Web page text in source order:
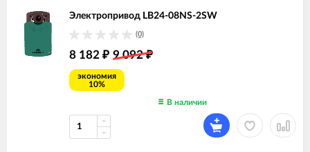
Электропривод LB24-08NS-2SW
(0)
8 182 ₽ 9 092₽
экономия
10%
В наличии